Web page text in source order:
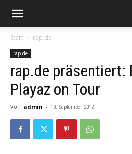
Start rap.de
rap.de
rap.de präsentiert:
Playaz on Tour
Von admin - 10. September 2012